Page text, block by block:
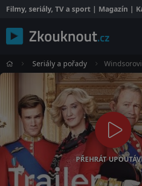
Filmy, seriály, TV a sport | Magazín |
Seriály a pořady Windsorovi
PŘEHRÁT